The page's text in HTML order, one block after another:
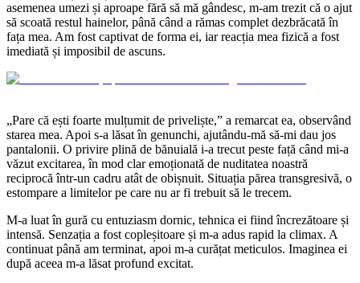
asemenea umezi și aproape fără să mă gândesc, m-am trezit că o ajut
să scoată restul hainelor, până când a rămas complet dezbrăcată în
fața mea. Am fost captivat de forma ei, iar reacția mea fizică a fost
imediată și imposibil de ascuns.
„Pare că ești foarte mulțumit de priveliște,” a remarcat ea, observând
starea mea. Apoi s-a lăsat în genunchi, ajutându-mă să-mi dau jos
pantalonii. O privire plină de bănuială i-a trecut peste față când mi-a
văzut excitarea, în mod clar emoționată de nuditatea noastră
reciprocă într-un cadru atât de obișnuit. Situația părea transgresivă, o
estompare a limitelor pe care nu ar fi trebuit să le trecem.
M-a luat în gură cu entuziasm dornic, tehnica ei fiind încrezătoare și
intensă. Senzația a fost copleșitoare și m-a adus rapid la climax. A
continuat până am terminat, apoi m-a curățat meticulos. Imaginea ei
după aceea m-a lăsat profund excitat.